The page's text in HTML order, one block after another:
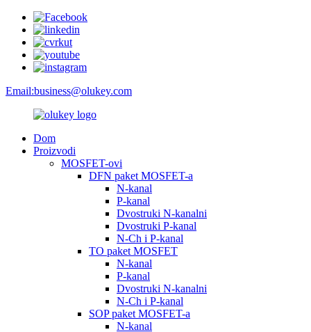
Email:business@olukey.com
Dom
Proizvodi
MOSFET-ovi
DFN paket MOSFET-a
N-kanal
P-kanal
Dvostruki N-kanalni
Dvostruki P-kanal
N-Ch i P-kanal
TO paket MOSFET
N-kanal
P-kanal
Dvostruki N-kanalni
N-Ch i P-kanal
SOP paket MOSFET-a
N-kanal